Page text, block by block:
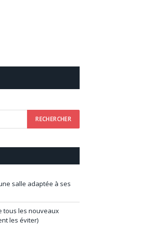
salle adaptée à ses
tous les nouveaux
les éviter)